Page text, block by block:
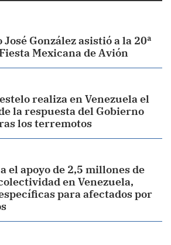
González asistió a la 20ª
Mexicana de Avión
realiza en Venezuela el
la respuesta del Gobierno
los terremotos
el apoyo de 2,5 millones de
en Venezuela,
para afectados por